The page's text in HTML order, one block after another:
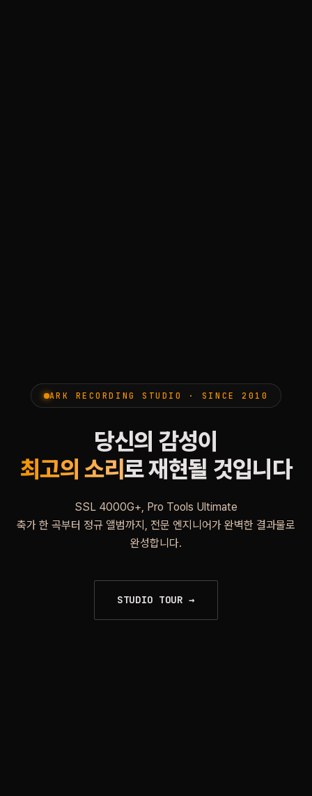
ARK RECORDING STUDIO · SINCE 2010
당신의 감성이
최고의 소리 로 재현될 것입니다
SSL 4000G+, Pro Tools Ultimate
축가 한 곡부터 정규 앨범까지, 전문 엔지니어가 완벽한 결과물로
완성합니다.
STUDIO TOUR →